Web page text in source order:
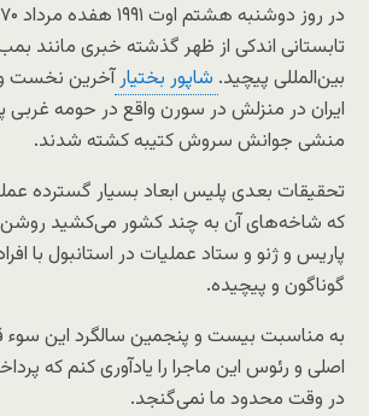
تابستانی اندکی از ظهر گذشته خبری مانند
بین‌المللی پیچید. شاپور بختیارآخرین نخست
ایران در منزلش در سورن واقع در حومه غربی
منشی جوانش سروش کتیبه کشته شدند.
تحقیقات بعدی پلیس ابعاد بسیار گسترده
که شاخه‌های آن به چند کشور می‌کشید روشن
پاریس و ژنو و ستاد عملیات در استانبول با
گوناگون و پیچیده.
به مناسبت بیست و پنجمین سالگرد این
اصلی و رئوس این ماجرا را یادآوری کنم که
در وقت محدود ما نمی‌گنجد.